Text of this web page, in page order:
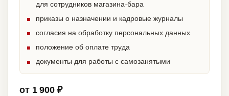
для сотрудников магазина-бара
приказы о назначении и кадровые журналы
согласия на обработку персональных данных
положение об оплате труда
документы для работы с самозанятыми
от 1 900 ₽